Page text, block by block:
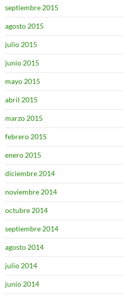
septiembre 2015
agosto 2015
julio 2015
junio 2015
mayo 2015
abril 2015
marzo 2015
febrero 2015
enero 2015
diciembre 2014
noviembre 2014
octubre 2014
septiembre 2014
agosto 2014
julio 2014
junio 2014